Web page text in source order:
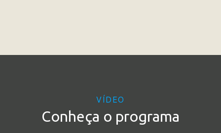
VÍDEO
Conheça o programa